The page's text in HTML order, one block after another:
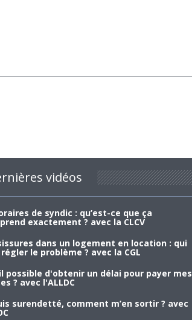
vidéos
de syndic : qu’est-ce que ça
exactement ? avec la CLCV
dans un logement en location : qui
le problème ? avec la CGL
possible d'obtenir un délai pour payer mes
? avec l'ALLDC
surendetté, comment m’en sortir ? avec